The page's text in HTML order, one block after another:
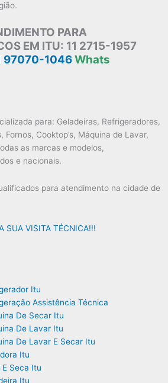
PARA
EM ITU: 11 2715-1957
97070-1046Whats
para: Geladeiras, Refrigeradores,
Fornos, Cooktop’s, Máquina de Lavar,
as marcas e modelos,
e nacionais.
para atendimento na cidade de
SUA VISITA TÉCNICA!!!
Itu
Assistência Técnica
De Secar Itu
De Lavar Itu
De Lavar E Secar Itu
Itu
Seca Itu
Itu